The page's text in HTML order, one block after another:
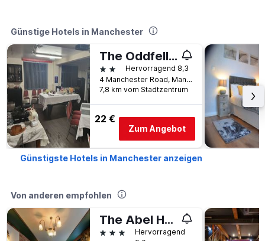
Günstige Hotels in Manchester
The Oddfellows Arms
2 SterneHervorragend 8,3
4 Manchester Road, Manchester, Großbritannien
7,8 km vom Stadtzentrum
22 €
Zum Angebot
Günstigste Hotels in Manchester anzeigen
Von anderen empfohlen
The Abel Heywood
3 SterneHervorragend